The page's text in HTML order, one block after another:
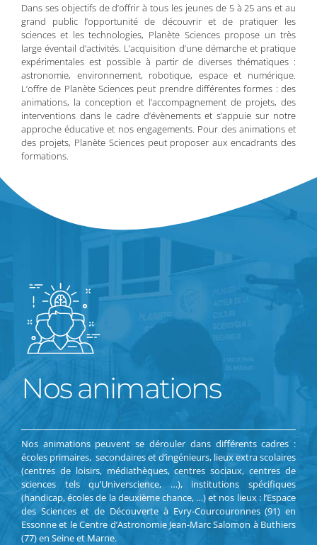
Dans ses objectifs de d’offrir à tous les jeunes de 5 à 25 ans et au
grand public l’opportunité de découvrir et de pratiquer les
sciences et les technologies, Planète Sciences propose un très
large éventail d’activités. L’acquisition d’une démarche et pratique
expérimentales est possible à partir de diverses thématiques :
astronomie, environnement, robotique, espace et numérique.
L’offre de Planète Sciences peut prendre différentes formes : des
animations, la conception et l’accompagnement de projets, des
interventions dans le cadre d’évènements et s’appuie sur notre
approche éducative et nos engagements. Pour des animations et
des projets, Planète Sciences peut proposer aux encadrants des
formations.
Nos animations
Nos animations peuvent se dérouler dans différents cadres :
écoles primaires, secondaires et d’ingénieurs, lieux extra scolaires
(centres de loisirs, médiathèques, centres sociaux, centres de
sciences tels qu’Universcience, …), institutions spécifiques
(handicap, écoles de la deuxième chance, …) et nos lieux : l’Espace
des Sciences et de Découverte à Evry-Courcouronnes (91) en
Essonne et le Centre d’Astronomie Jean-Marc Salomon à Buthiers
(77) en Seine et Marne.